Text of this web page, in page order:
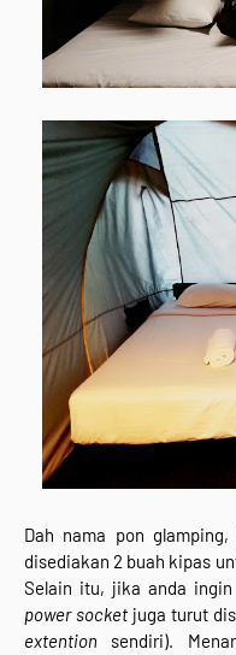
Dah nama pon
disediakan 2 buah kipas
Selain itu, jika anda ingin
power socketjuga turut
extention sendiri).